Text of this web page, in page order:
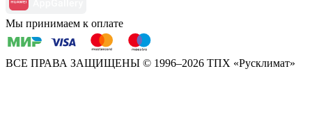
Мы принимаем к оплате
ВСЕ ПРАВА ЗАЩИЩЕНЫ © 1996–2026 ТПХ «Русклимат»